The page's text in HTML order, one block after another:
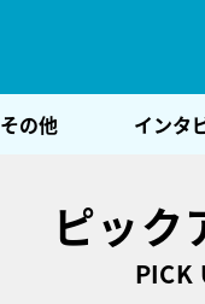
その他 インタ
ピック
PICK